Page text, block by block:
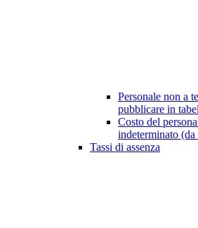
Personale non a
pubblicare in
Costo del
indeterminato
Tassi di assenza